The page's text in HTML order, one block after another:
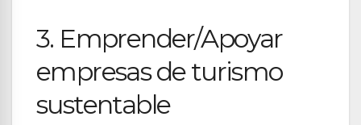
3. Emprender/Apoyar
empresas de turismo
sustentable